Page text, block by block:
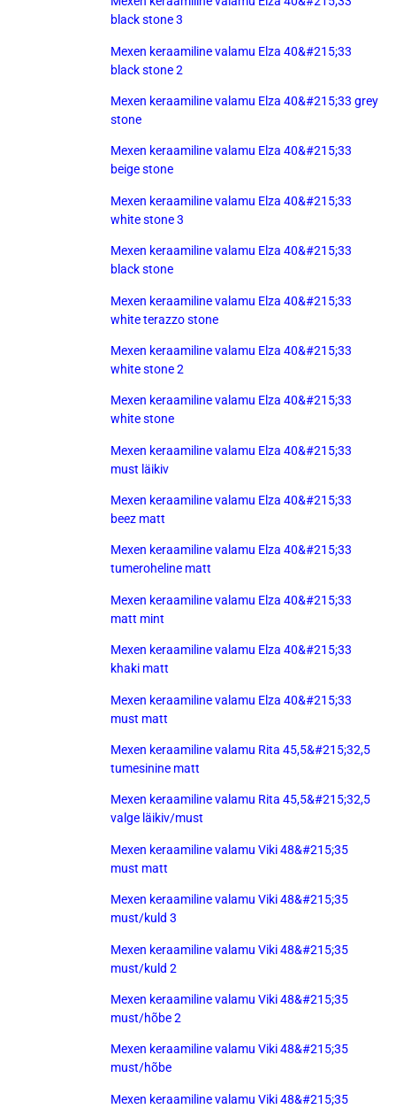
black stone 3
Mexen keraamiline valamu Elza 40&#215;33
black stone 2
Mexen keraamiline valamu Elza 40&#215;33 grey
stone
Mexen keraamiline valamu Elza 40&#215;33
beige stone
Mexen keraamiline valamu Elza 40&#215;33
white stone 3
Mexen keraamiline valamu Elza 40&#215;33
black stone
Mexen keraamiline valamu Elza 40&#215;33
white terazzo stone
Mexen keraamiline valamu Elza 40&#215;33
white stone 2
Mexen keraamiline valamu Elza 40&#215;33
white stone
Mexen keraamiline valamu Elza 40&#215;33
must läikiv
Mexen keraamiline valamu Elza 40&#215;33
beez matt
Mexen keraamiline valamu Elza 40&#215;33
tumeroheline matt
Mexen keraamiline valamu Elza 40&#215;33
matt mint
Mexen keraamiline valamu Elza 40&#215;33
khaki matt
Mexen keraamiline valamu Elza 40&#215;33
must matt
Mexen keraamiline valamu Rita 45,5&#215;32,5
tumesinine matt
Mexen keraamiline valamu Rita 45,5&#215;32,5
valge läikiv/must
Mexen keraamiline valamu Viki 48&#215;35
must matt
Mexen keraamiline valamu Viki 48&#215;35
must/kuld 3
Mexen keraamiline valamu Viki 48&#215;35
must/kuld 2
Mexen keraamiline valamu Viki 48&#215;35
must/hõbe 2
Mexen keraamiline valamu Viki 48&#215;35
must/hõbe
Mexen keraamiline valamu Viki 48&#215;35